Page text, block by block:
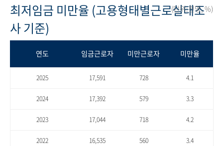
최저임금 미만율 (고용형태별근로실태조
사 기준)
(단위:천명, %)
연도 임금근로자 미만근로자 미만율
2025 17,591 728 4.1
2024 17,392 579 3.3
2023 17,044 718 4.2
2022 16,535 560 3.4